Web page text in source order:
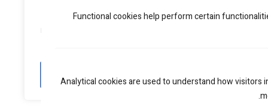
פרטיות
משתמשים בעוגיות כדי לשפר את האתר, להציג תוכן מותאם ולנתח
Functional cookies help perform certain
Analytical cookies are used to understand how